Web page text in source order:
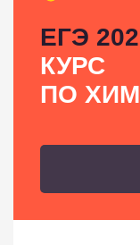
ЕГЭ
КУРС
ПО